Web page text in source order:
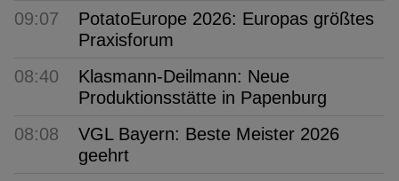
09:07
PotatoEurope 2026: Europas größtes
Praxisforum
08:40
Klasmann-Deilmann: Neue
Produktionsstätte in Papenburg
08:08
VGL Bayern: Beste Meister 2026
geehrt